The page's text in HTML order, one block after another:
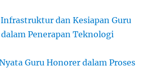
dan Kesiapan Guru
Penerapan Teknologi
Guru Honorer dalam Proses